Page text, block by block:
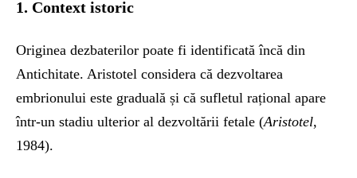
1. Context istoric
Originea dezbaterilor poate fi identificată încă din
Antichitate. Aristotel considera că dezvoltarea
embrionului este graduală și că sufletul rațional apare
într-un stadiu ulterior al dezvoltării fetale (Aristotel,
1984).